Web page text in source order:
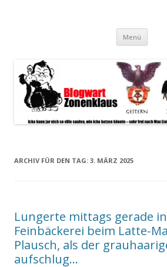
spiegeln im wesentlichen denMenü Zum
ARCHIV FÜR DEN TAG: 3. MÄRZ 2025
Lungerte mittags gerade
Feinbäckerei beim Latte-
Plausch, als der
aufschlug…